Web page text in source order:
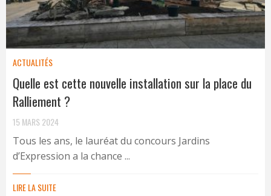
ACTUALITÉS
Quelle est cette nouvelle installation sur la place du
Ralliement ?
15 MARS 2024
Tous les ans, le lauréat du concours Jardins
d’Expression a la chance ...
LIRE LA SUITE